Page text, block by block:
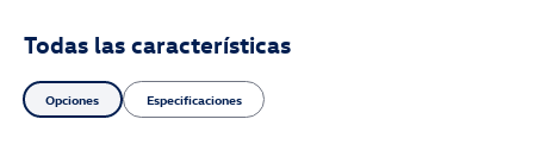
Todas las características
Opciones Especificaciones